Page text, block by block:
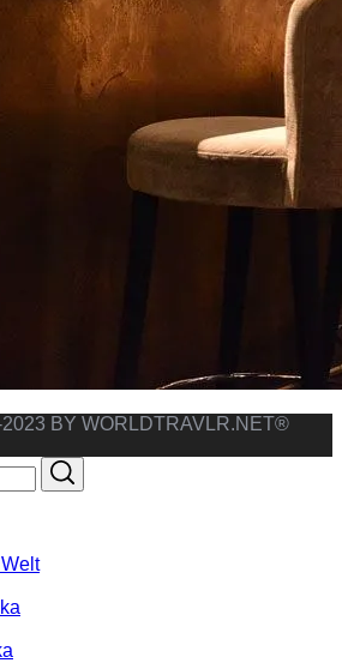
BY WORLDTRAVLR.NET®